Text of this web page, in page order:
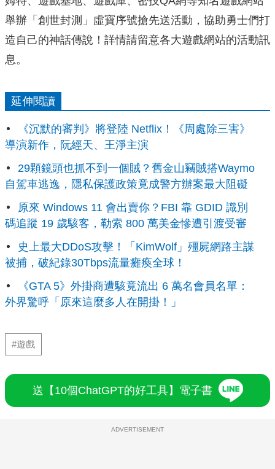
舉辦「創世封測」虛寶序號搶先送活動，協助勇士們打
造自己的神話傳說！詳情請留意各大遊戲網站的活動訊
息。
延伸閱讀
《沉默的審判》將登陸 Netflix！《周處除三害》
導演新作，阮經天、王淨主演
29顆鏡頭也抓不到一個賊？舊金山竊賊搭Waymo
自駕車逃逸，隱私保護政策竟成警方辦案最大阻礙
原來 Windows 11 會出賣你？FBI 靠 GDID 識別
碼追蹤 19 歲駭客，勒索 800 萬美金慘遭引渡受審
史上最大DDoS攻擊！「KimWolf」殭屍網路主謀
被捕，破紀錄30Tbps流量癱瘓全球！
《GTA 5》外掛商遭駭竟流出 6 萬名會員名單：
外界驚呼「原來這麼多人在開掛！」
#遊戲
送【10個ChatGPT的好工具】電子書
ADVERTISEMENT